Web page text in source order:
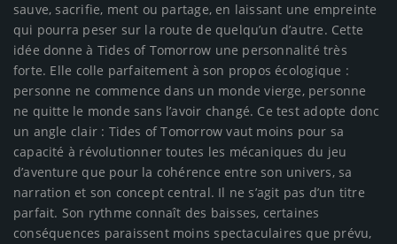
sauve, sacrifie, ment ou partage, en laissant une empreinte
qui pourra peser sur la route de quelqu’un d’autre. Cette
idée donne à Tides of Tomorrow une personnalité très
forte. Elle colle parfaitement à son propos écologique :
personne ne commence dans un monde vierge, personne
ne quitte le monde sans l’avoir changé. Ce test adopte donc
un angle clair : Tides of Tomorrow vaut moins pour sa
capacité à révolutionner toutes les mécaniques du jeu
d’aventure que pour la cohérence entre son univers, sa
narration et son concept central. Il ne s’agit pas d’un titre
parfait. Son rythme connaît des baisses, certaines
conséquences paraissent moins spectaculaires que prévu,